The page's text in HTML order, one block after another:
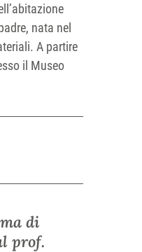
nata nel
A partire
il Museo
di
prof.